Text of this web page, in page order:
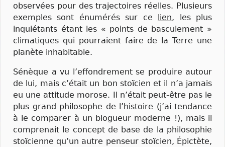
observées pour des trajectoires réelles. Plusieurs
exemples sont énumérés sur ce lien, les plus
inquiétants étant les « points de basculement »
climatiques qui pourraient faire de la Terre une
planète inhabitable.
Sénèque a vu l’effondrement se produire autour
de lui, mais c’était un bon stoïcien et il n’a jamais
eu une attitude morose. Il n’était peut-être pas le
plus grand philosophe de l’histoire (j’ai tendance
à le comparer à un blogueur moderne !), mais il
comprenait le concept de base de la philosophie
stoïcienne qu’un autre penseur stoïcien, Épictète,